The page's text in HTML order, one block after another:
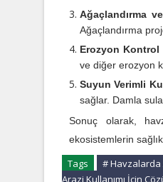
Ağaçlandırma
Ağaçlandırma
Erozyon Kontrol
ve diğer erozyon
Suyun Verimli
sağlar. Damla
Sonuç olarak,
ekosistemlerin
Tags # Havzalarda
Arazi Kullanımı İçin